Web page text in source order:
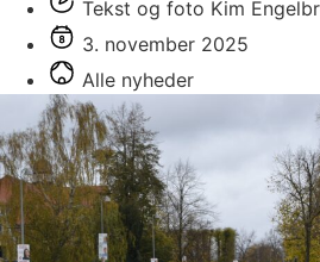
Tekst og foto Kim
3. november 2025
Alle nyheder